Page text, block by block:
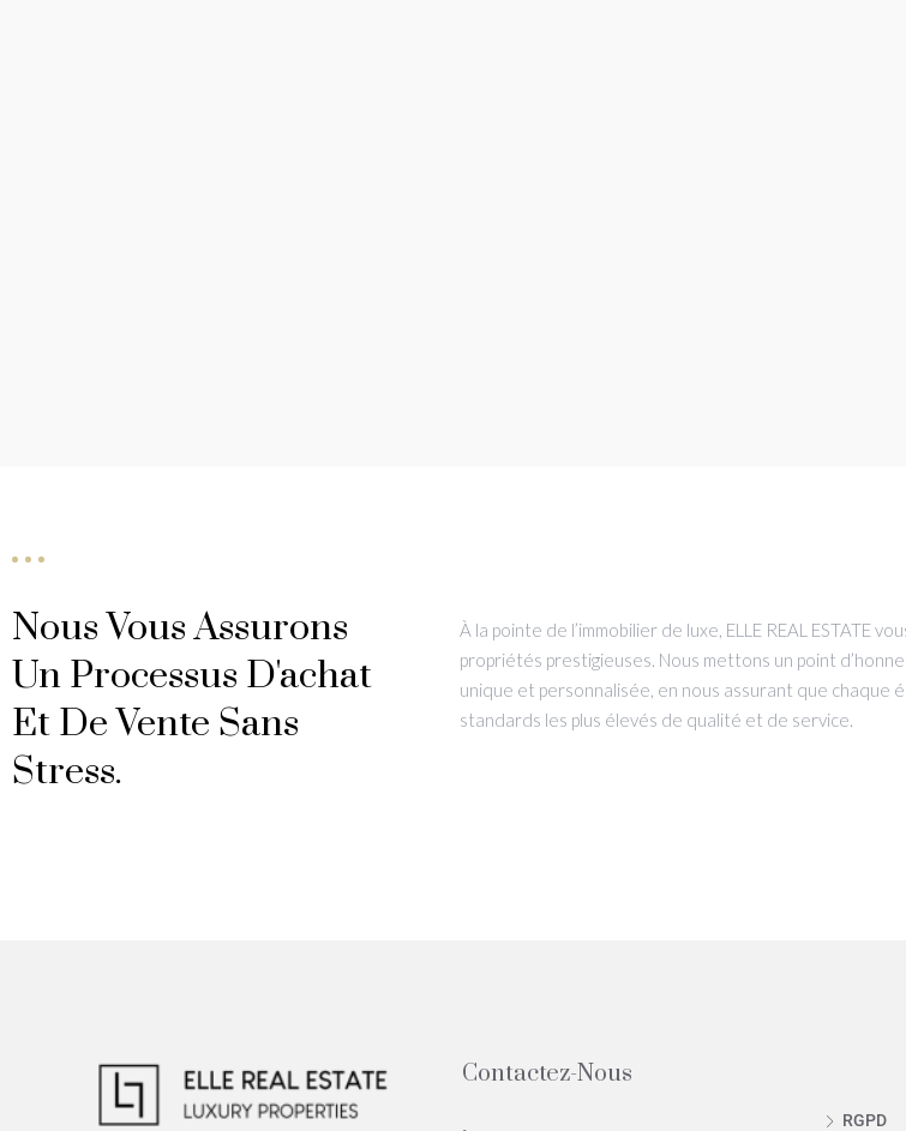
Nous Vous Assurons
Un Processus D'achat
Et De Vente Sans
Stress.
À la pointe de l’immobilier de luxe, ELLE REAL ESTATE
propriétés prestigieuses. Nous mettons un point
unique et personnalisée, en nous assurant que chaque
standards les plus élevés de qualité et de service.
Contactez-Nous
RGPD